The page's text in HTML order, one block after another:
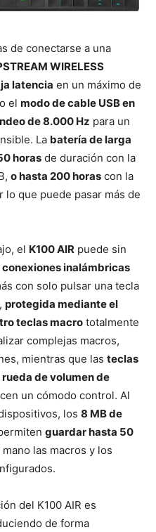
de conectarse a una
WIRELESS
latencia en un máximo de
el modo de cable USB en
de 8.000 Hz para un
La batería de larga
horas de duración con la
o hasta 200 horas con la
lo que puede pasar más de
el K100 AIR puede sin
inalámbricas
con solo pulsar una tecla
protegida mediante el
teclas macro totalmente
complejas macros,
mientras que las teclas
de volumen de
un cómodo control. Al
los 8 MB de
guardar hasta 50
las macros y los
del K100 AIR es
de forma